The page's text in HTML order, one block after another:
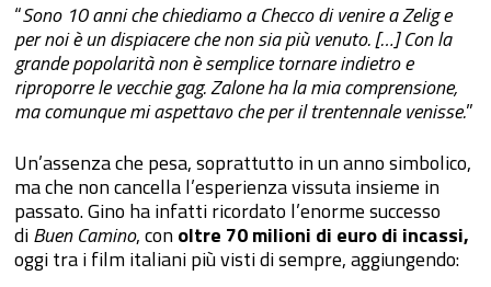
“Sono 10 anni che chiediamo a Checco di venire a Zelig e
per noi è un dispiacere che non sia più venuto. […] Con la
grande popolarità non è semplice tornare indietro e
riproporre le vecchie gag. Zalone ha la mia comprensione,
ma comunque mi aspettavo che per il trentennale venisse.”
Un’assenza che pesa, soprattutto in un anno simbolico,
ma che non cancella l’esperienza vissuta insieme in
passato. Gino ha infatti ricordato l’enorme successo
diBuen Camino, conoltre 70 milioni di euro di incassi,
oggi tra i film italiani più visti di sempre, aggiungendo: